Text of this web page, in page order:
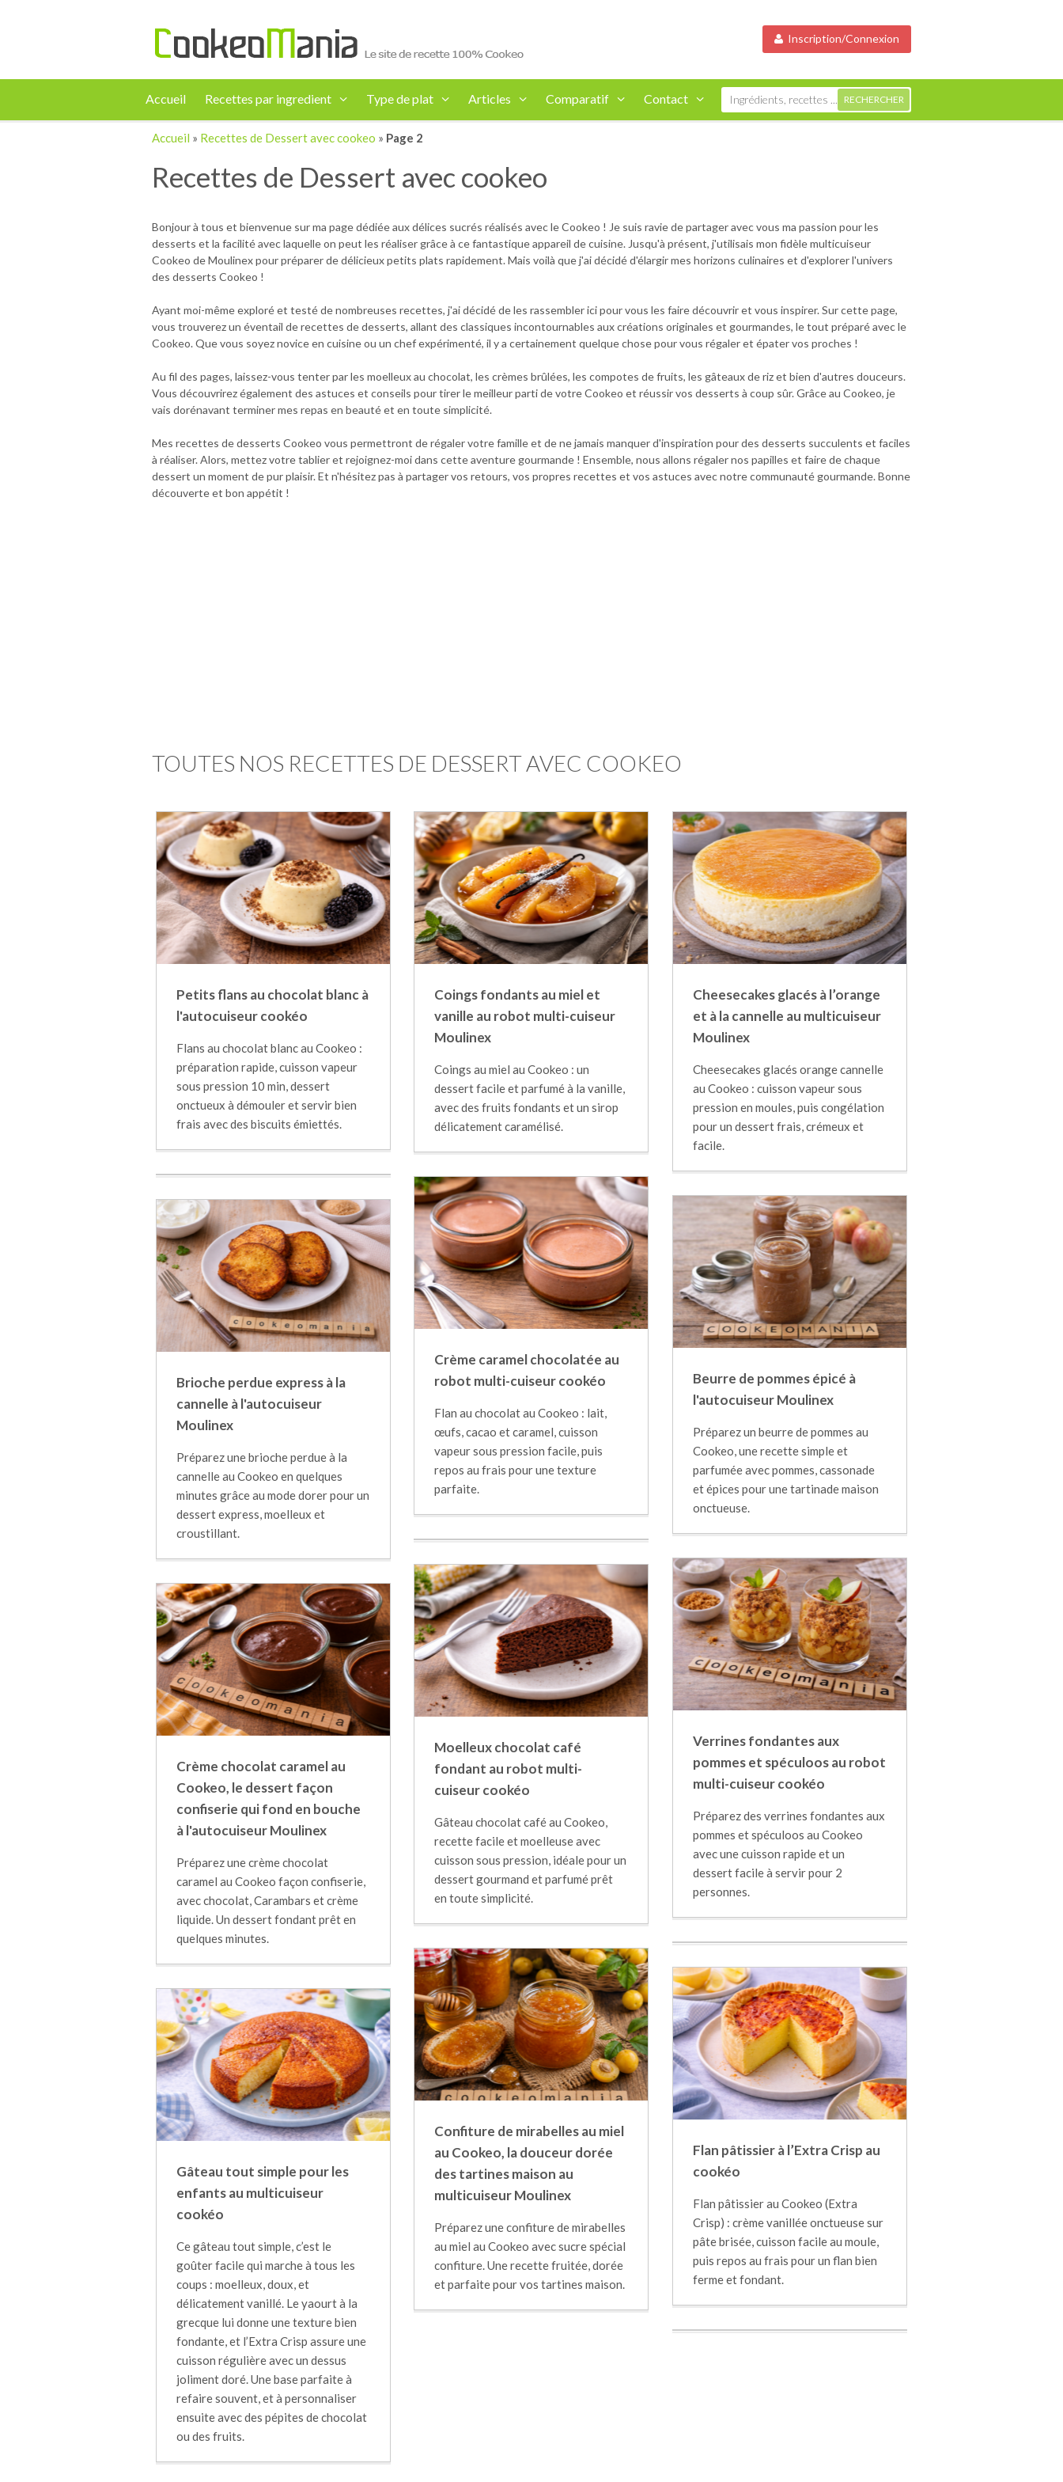
Inscription/Connexion
Accueil Recettes par ingredient Type de plat Articles Comparatif Contact
Accueil » Recettes de Dessert avec cookeo » Page 2
Recettes de Dessert avec cookeo
Bonjour à tous et bienvenue sur ma page dédiée aux délices sucrés réalisés avec le Cookeo ! Je suis ravie de partager avec vous ma passion pour les
desserts et la facilité avec laquelle on peut les réaliser grâce à ce fantastique appareil de cuisine. Jusqu'à présent, j'utilisais mon fidèle multicuiseur
Cookeo de Moulinex pour préparer de délicieux petits plats rapidement. Mais voilà que j'ai décidé d'élargir mes horizons culinaires et d'explorer l'univers
des desserts Cookeo !
Ayant moi-même exploré et testé de nombreuses recettes, j'ai décidé de les rassembler ici pour vous les faire découvrir et vous inspirer. Sur cette page,
vous trouverez un éventail de recettes de desserts, allant des classiques incontournables aux créations originales et gourmandes, le tout préparé avec le
Cookeo. Que vous soyez novice en cuisine ou un chef expérimenté, il y a certainement quelque chose pour vous régaler et épater vos proches !
Au fil des pages, laissez-vous tenter par les moelleux au chocolat, les crèmes brûlées, les compotes de fruits, les gâteaux de riz et bien d'autres douceurs.
Vous découvrirez également des astuces et conseils pour tirer le meilleur parti de votre Cookeo et réussir vos desserts à coup sûr. Grâce au Cookeo, je
vais dorénavant terminer mes repas en beauté et en toute simplicité.
Mes recettes de desserts Cookeo vous permettront de régaler votre famille et de ne jamais manquer d'inspiration pour des desserts succulents et faciles
à réaliser. Alors, mettez votre tablier et rejoignez-moi dans cette aventure gourmande ! Ensemble, nous allons régaler nos papilles et faire de chaque
dessert un moment de pur plaisir. Et n'hésitez pas à partager vos retours, vos propres recettes et vos astuces avec notre communauté gourmande. Bonne
découverte et bon appétit !
TOUTES NOS RECETTES DE DESSERT AVEC COOKEO
Petits flans au chocolat blanc à
l'autocuiseur cookéo
Flans au chocolat blanc au Cookeo :
préparation rapide, cuisson vapeur
sous pression 10 min, dessert
onctueux à démouler et servir bien
frais avec des biscuits émiettés.
Coings fondants au miel et
vanille au robot multi-cuiseur
Moulinex
Coings au miel au Cookeo : un
dessert facile et parfumé à la vanille,
avec des fruits fondants et un sirop
délicatement caramélisé.
Cheesecakes glacés à l’orange
et à la cannelle au multicuiseur
Moulinex
Cheesecakes glacés orange cannelle
au Cookeo : cuisson vapeur sous
pression en moules, puis congélation
pour un dessert frais, crémeux et
facile.
Crème caramel chocolatée au
robot multi-cuiseur cookéo
Flan au chocolat au Cookeo : lait,
œufs, cacao et caramel, cuisson
vapeur sous pression facile, puis
repos au frais pour une texture
parfaite.
Beurre de pommes épicé à
l'autocuiseur Moulinex
Préparez un beurre de pommes au
Cookeo, une recette simple et
parfumée avec pommes, cassonade
et épices pour une tartinade maison
onctueuse.
Brioche perdue express à la
cannelle à l'autocuiseur
Moulinex
Préparez une brioche perdue à la
cannelle au Cookeo en quelques
minutes grâce au mode dorer pour un
dessert express, moelleux et
croustillant.
Verrines fondantes aux
pommes et spéculoos au robot
multi-cuiseur cookéo
Préparez des verrines fondantes aux
pommes et spéculoos au Cookeo
avec une cuisson rapide et un
dessert facile à servir pour 2
personnes.
Moelleux chocolat café
fondant au robot multi-
cuiseur cookéo
Gâteau chocolat café au Cookeo,
recette facile et moelleuse avec
cuisson sous pression, idéale pour un
dessert gourmand et parfumé prêt
en toute simplicité.
Crème chocolat caramel au
Cookeo, le dessert façon
confiserie qui fond en bouche
à l'autocuiseur Moulinex
Préparez une crème chocolat
caramel au Cookeo façon confiserie,
avec chocolat, Carambars et crème
liquide. Un dessert fondant prêt en
quelques minutes.
Confiture de mirabelles au miel
au Cookeo, la douceur dorée
des tartines maison au
multicuiseur Moulinex
Préparez une confiture de mirabelles
au miel au Cookeo avec sucre spécial
confiture. Une recette fruitée, dorée
et parfaite pour vos tartines maison.
Flan pâtissier à l’Extra Crisp au
cookéo
Flan pâtissier au Cookeo (Extra
Crisp) : crème vanillée onctueuse sur
pâte brisée, cuisson facile au moule,
puis repos au frais pour un flan bien
ferme et fondant.
Gâteau tout simple pour les
enfants au multicuiseur
cookéo
Ce gâteau tout simple, c’est le
goûter facile qui marche à tous les
coups : moelleux, doux, et
délicatement vanillé. Le yaourt à la
grecque lui donne une texture bien
fondante, et l’Extra Crisp assure une
cuisson régulière avec un dessus
joliment doré. Une base parfaite à
refaire souvent, et à personnaliser
ensuite avec des pépites de chocolat
ou des fruits.